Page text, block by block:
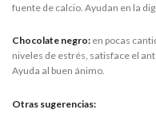
fuente de calcio. Ayudan en la
Chocolate negro: en pocas
niveles de estrés, satisface el
Ayuda al buen ánimo.
Otras sugerencias: